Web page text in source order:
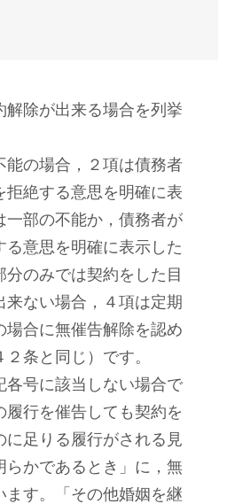
解除が出来る場合を列挙
能の場合，２項は債務者
拒絶する意思を明確に表
一部の不能か，債務者が
る意思を明確に表示した
のみでは契約をした目
来ない場合，４項は定期
場合に無催告解除を認め
条と同じ）です。
各号に該当しない場合で
履行を催告しても契約を
に足りる履行がされる見
らかであるとき」に，無
ます。「その他婚姻を継